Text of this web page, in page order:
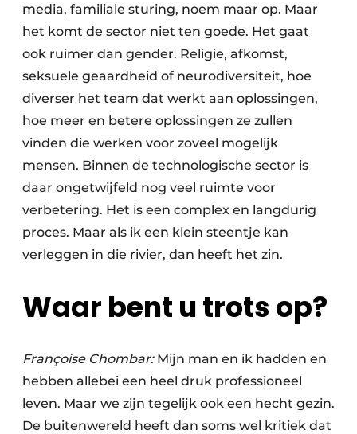
media, familiale sturing, noem maar op. Maar
het komt de sector niet ten goede. Het gaat
ook ruimer dan gender. Religie, afkomst,
seksuele geaardheid of neurodiversiteit, hoe
diverser het team dat werkt aan oplossingen,
hoe meer en betere oplossingen ze zullen
vinden die werken voor zoveel mogelijk
mensen. Binnen de technologische sector is
daar ongetwijfeld nog veel ruimte voor
verbetering. Het is een complex en langdurig
proces. Maar als ik een klein steentje kan
verleggen in die rivier, dan heeft het zin.
Waar bent u trots op?
Françoise Chombar: Mijn man en ik hadden en
hebben allebei een heel druk professioneel
leven. Maar we zijn tegelijk ook een hecht gezin.
De buitenwereld heeft dan soms wel kritiek dat